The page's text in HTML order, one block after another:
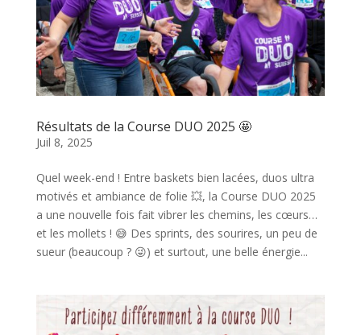
Résultats de la Course DUO 2025 🤩
Juil 8, 2025
Quel week-end ! Entre baskets bien lacées, duos ultra
motivés et ambiance de folie 💥, la Course DUO 2025
a une nouvelle fois fait vibrer les chemins, les cœurs…
et les mollets ! 😅 Des sprints, des sourires, un peu de
sueur (beaucoup ? 😜) et surtout, une belle énergie...